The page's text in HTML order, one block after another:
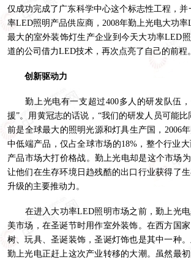
仅成功完成了广东科学中心这个标志性工程，
率LED照明产品供应商，2008年勤上光电大功
最大的室外装饰灯生产企业到今天大功率LED
道的公司借力LED技术，再次点亮了自己的前程。
创新驱动力
勤上光电有一支超过400多人的研发队伍，
援”。用黄冠志的话说，“我们的研发人员可能
前是全球最大的照明光源和灯具生产国，2006
中低端产品，仅占全球市场的18%，整个行业
产品市场大打价格战。勤上光电却是这个市场
让他们在生存环境日趋残酷的出口行业获得了
升级的主要推动力。
在进入大功率LED照明市场之前，勤上光电
美市场，在圣诞节时用作室外装饰。在西方国
树、玩具、圣诞装饰，圣诞灯饰也是其中一种
勤上光电正赶上这次产业转移的大潮。虽然最